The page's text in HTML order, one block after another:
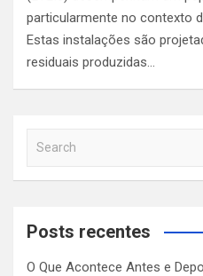
particularmente no contexto
Estas instalações são
residuais produzidas…
a
c
Posts recentes
O Que Acontece Antes e